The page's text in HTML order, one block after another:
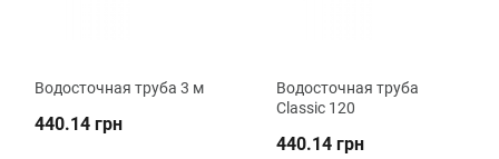
Водосточная труба 3 м
440.14 грн
Водосточная труба
Classic 120
440.14 грн